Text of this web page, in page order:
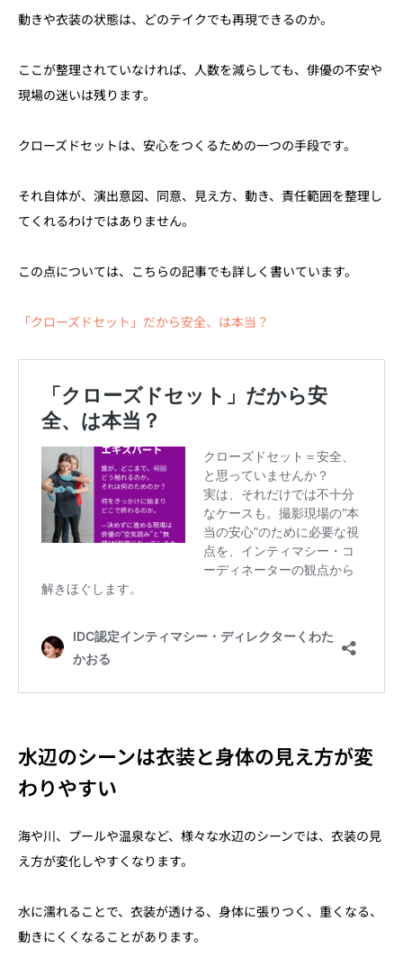
動きや衣装の状態は、どのテイクでも再現できるのか。
ここが整理されていなければ、人数を減らしても、俳優の不安や
現場の迷いは残ります。
クローズドセットは、安心をつくるための一つの手段です。
それ自体が、演出意図、同意、見え方、動き、責任範囲を整理し
てくれるわけではありません。
この点については、こちらの記事でも詳しく書いています。
「クローズドセット」だから安全、は本当？
水辺のシーンは衣装と身体の見え方が変
わりやすい
海や川、プールや温泉など、様々な水辺のシーンでは、衣装の見
え方が変化しやすくなります。
水に濡れることで、衣装が透ける、身体に張りつく、重くなる、
動きにくくなることがあります。